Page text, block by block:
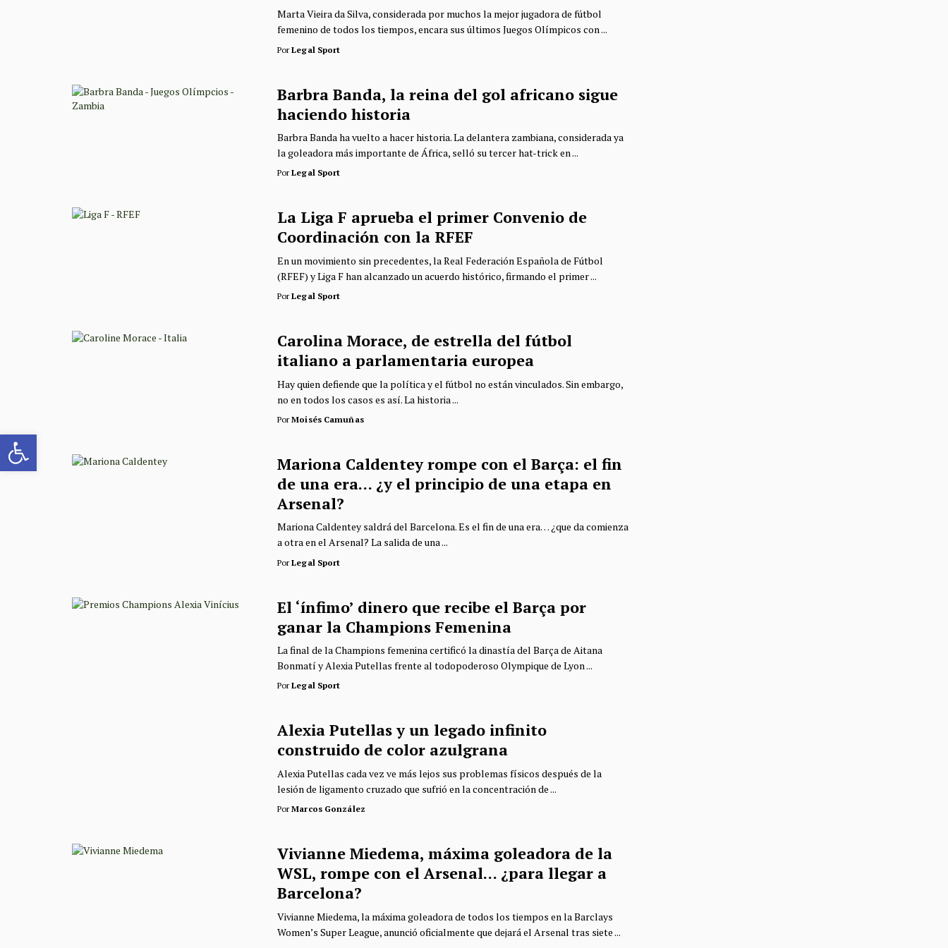
Abrir barra de herramientas
Marta Vieira da Silva, considerada por muchos la mejor jugadora de fútbol
femenino de todos los tiempos, encara sus últimos Juegos Olímpicos con ...
PorLegal Sport
Barbra Banda, la reina del gol africano sigue
haciendo historia
Barbra Banda ha vuelto a hacer historia. La delantera zambiana, considerada ya
la goleadora más importante de África, selló su tercer hat-trick en ...
PorLegal Sport
La Liga F aprueba el primer Convenio de
Coordinación con la RFEF
En un movimiento sin precedentes, la Real Federación Española de Fútbol
(RFEF) y Liga F han alcanzado un acuerdo histórico, firmando el primer ...
PorLegal Sport
Carolina Morace, de estrella del fútbol
italiano a parlamentaria europea
Hay quien defiende que la política y el fútbol no están vinculados. Sin embargo,
no en todos los casos es así. La historia ...
PorMoisés Camuñas
Mariona Caldentey rompe con el Barça: el fin
de una era… ¿y el principio de una etapa en
Arsenal?
Mariona Caldentey saldrá del Barcelona. Es el fin de una era… ¿que da comienza
a otra en el Arsenal? La salida de una ...
PorLegal Sport
El ‘ínfimo’ dinero que recibe el Barça por
ganar la Champions Femenina
La final de la Champions femenina certificó la dinastía del Barça de Aitana
Bonmatí y Alexia Putellas frente al todopoderoso Olympique de Lyon ...
PorLegal Sport
Alexia Putellas y un legado infinito
construido de color azulgrana
Alexia Putellas cada vez ve más lejos sus problemas físicos después de la
lesión de ligamento cruzado que sufrió en la concentración de ...
PorMarcos González
Vivianne Miedema, máxima goleadora de la
WSL, rompe con el Arsenal… ¿para llegar a
Barcelona?
Vivianne Miedema, la máxima goleadora de todos los tiempos en la Barclays
Women’s Super League, anunció oficialmente que dejará el Arsenal tras siete ...